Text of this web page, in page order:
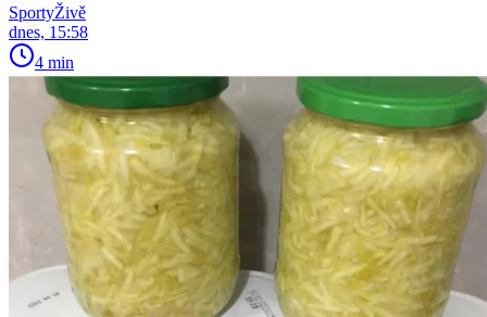
SportyŽivě
dnes, 15:58
4 min